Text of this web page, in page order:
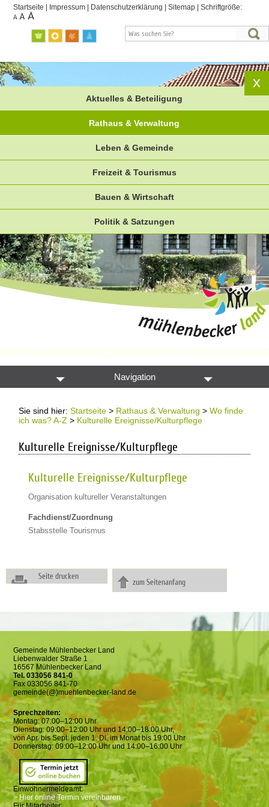
Startseite Impressum Datenschutzerklärung |Sitemap |Schriftgröße:
Aktuelles & Beteiligung
Rathaus & Verwaltung
Leben & Gemeinde
Freizeit & Tourismus
Bauen & Wirtschaft
Politik & Satzungen
Navigation
Sie sind hier:Startseite > Rathaus & Verwaltung >Wo finde
ich was? A-Z > Kulturelle Ereignisse/Kulturpflege
Kulturelle Ereignisse/Kulturpflege
Kulturelle Ereignisse/Kulturpflege
Organisation kultureller Veranstaltungen
Fachdienst/Zuordnung
Stabsstelle Tourismus
Seite drucken
zum Seitenanfang
Gemeinde Mühlenbecker Land
Liebenwalder Straße 1
16567 Mühlenbecker Land
Tel. 033056 841-0
Fax 033056 841-70
gemeinde(@)muehlenbecker-land.de
Sprechzeiten:
Montag: 07:00–12:00 Uhr
Dienstag: 09:00–12:00 Uhr und 14:00–18:00 Uhr,
von Apr. bis Sept. jeden 1. Di. im Monat bis 19:00 Uhr
Donnerstag: 09:00–12:00 Uhr und 14:00–16:00 Uhr
Einwohnermeldeamt:
> Hier online Termin vereinbaren